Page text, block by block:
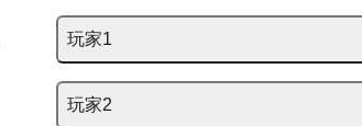
玩家1
玩家2